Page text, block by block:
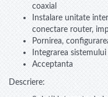
coaxial
Instalare unitate
conectare router,
Pornirea,
Integrarea
Acceptanta
Descriere: